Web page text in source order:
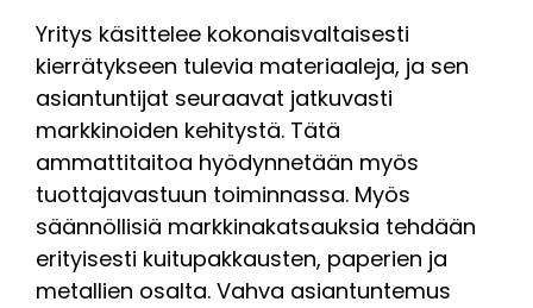
Yritys käsittelee kokonaisvaltaisesti
kierrätykseen tulevia materiaaleja, ja sen
asiantuntijat seuraavat jatkuvasti
markkinoiden kehitystä. Tätä
ammattitaitoa hyödynnetään myös
tuottajavastuun toiminnassa. Myös
säännöllisiä markkinakatsauksia tehdään
erityisesti kuitupakkausten, paperien ja
metallien osalta. Vahva asiantuntemus